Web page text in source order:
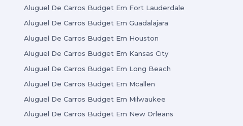
Aluguel De Carros Budget Em Fort Lauderdale
Aluguel De Carros Budget Em Guadalajara
Aluguel De Carros Budget Em Houston
Aluguel De Carros Budget Em Kansas City
Aluguel De Carros Budget Em Long Beach
Aluguel De Carros Budget Em Mcallen
Aluguel De Carros Budget Em Milwaukee
Aluguel De Carros Budget Em New Orleans